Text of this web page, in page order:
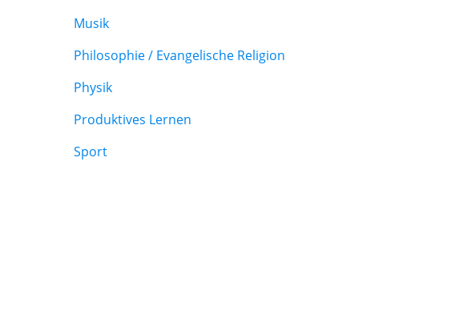
Musik
Philosophie / Evangelische Religion
Physik
Produktives Lernen
Sport